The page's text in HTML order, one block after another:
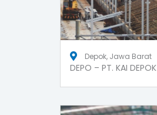
Depok, Jawa Barat
DEPO – PT. KAI DEPOK